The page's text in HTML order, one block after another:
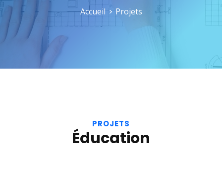
Accueil Projets
PROJETS
Éducation